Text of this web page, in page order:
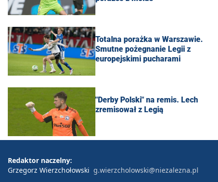
Totalna porażka w Warszawie.
Smutne pożegnanie Legii z
europejskimi pucharami
"Derby Polski" na remis. Lech
zremisował z Legią
Redaktor naczelny:
Grzegorz Wierzchołowski g.wierzcholowski@niezalezna.pl